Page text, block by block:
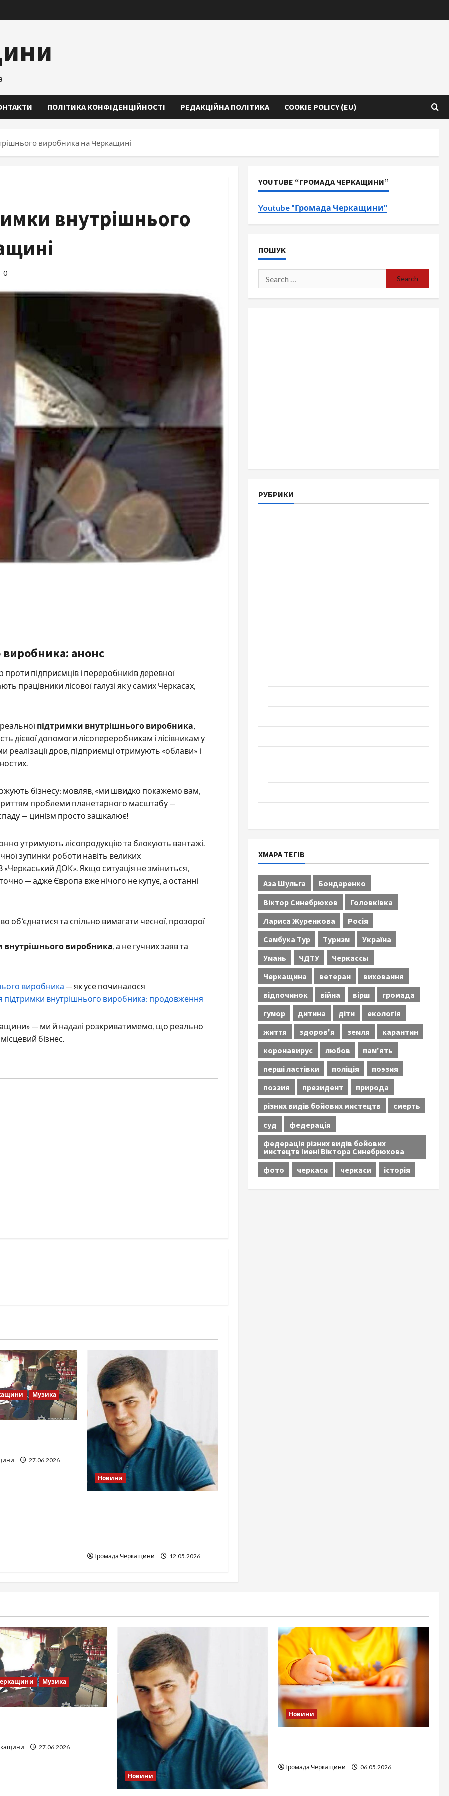
ПОЛІТИКА КОНФІДЕНЦІЙНОСТІ РЕДАКЦІЙНА ПОЛІТИКА COOKIE POLICY (EU)
виробника на Черкащині
внутрішнього
0
виробника: анонс
підприємців і переробників деревної
працівники лісової галузі як у самих Черкасах,
підтримки внутрішнього виробника,
дієвої допомоги лісопереробникам і лісівникам у
дров, підприємці отримують «облави» і
бізнесу: мовляв, «ми швидко покажемо вам,
проблеми планетарного масштабу —
— цинізм просто зашкалює!
утримують лісопродукцію та блокують вантажі.
зупинки роботи навіть великих
ДОК». Якщо ситуація не зміниться,
— адже Європа вже нічого не купує, а останні
об’єднатися та спільно вимагати чесної, прозорої
внутрішнього виробника, а не гучних заяв та
виробника — як усе починалося
підтримки внутрішнього виробника: продовження
— ми й надалі розкриватимемо, що реально
бізнес.
Музика
27.06.2026
Новини
Громада Черкащини 12.05.2026
YOUTUBE “ГРОМАДА ЧЕРКАЩИНИ”
Youtube "Громада Черкащини"
ПОШУК
Search
for:
РУБРИКИ
ХМАРА ТЕГІВ
Аза Шульга
Бондаренко
Віктор Синебрюхов
Головківка
Лариса Журенкова
Росія
Самбука Тур
Туризм
Україна
Умань
ЧДТУ
Черкассы
Черкащина
ветеран
виховання
відпочинок
війна вірш
громада
гумор
дитина діти
екологія
життя
здоров'я земля
карантин
коронавирус
любов
пам'ять
перші ластівки
поліція
поэзия
поэзия
президент
природа
різних видів бойових мистецтв
смерть
суд
федерація
федерація різних видів бойових
мистецтв імені Віктора Синебрюхова
фото
черкаси черкаси історія
Музика
27.06.2026
Новини
Новини
Громада Черкащини 06.05.2026